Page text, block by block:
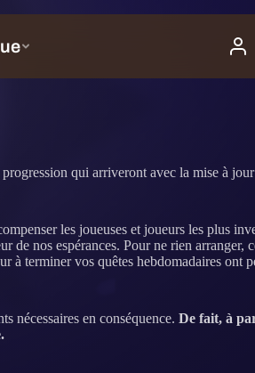
qui arriveront avec la mise à
les joueuses et joueurs les plus
de nos espérances. Pour ne rien arranger,
à terminer vos quêtes hebdomadaires ont
nécessaires en conséquence. De fait, à